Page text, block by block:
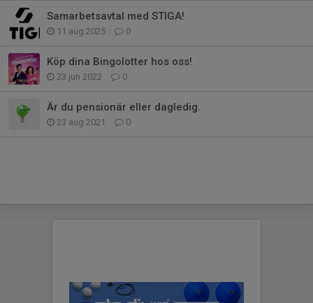
Samarbetsavtal med STIGA!
11 aug 2025 0
Köp dina Bingolotter hos oss!
23 jun 2022 0
Är du pensionär eller dagledig.
23 aug 2021 0